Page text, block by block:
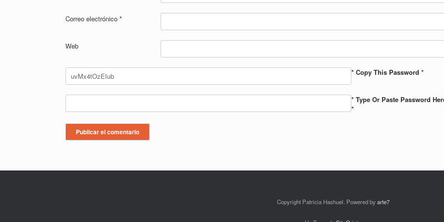
Correo electrónico *
Web
* Copy This Password *
* Type Or Paste Password
*
Copyright Patricia Hashuel. Powered byarte7